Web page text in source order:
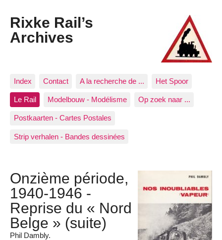
Rixke Rail’s
Archives
Index Contact A la recherche de ... Het Spoor
Le Rail Modelbouw - Modélisme Op zoek naar ...
Postkaarten - Cartes Postales
Strip verhalen - Bandes dessinées
Onzième période,
1940-1946 -
Reprise du « Nord
Belge » (suite)
Phil Dambly.